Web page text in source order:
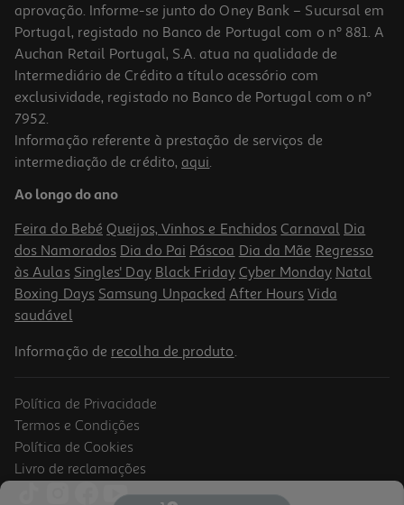
-10%
Livro Dizer «não» É Um Ato De Amor De Bárbara Ramos Dias
15.21 €/un
PVP de editor
15,21 €
-10%
Livro Educar Filhos Felizes Num Mundo De Loucos De Tania García
aprovação. Informe-se junto do Oney Bank – Sucursal em
Portugal, registado no Banco de Portugal com o nº 881. A
Auchan Retail Portugal, S.A. atua na qualidade de
Intermediário de Crédito a título acessório com
exclusividade, registado no Banco de Portugal com o nº
7952.
Informação referente à prestação de serviços de
intermediação de crédito, aqui.
Ao longo do ano
Feira do Bebé Queijos, Vinhos e Enchidos Carnaval Dia
dos Namorados Dia do Pai Páscoa Dia da Mãe Regresso
às Aulas Singles' Day Black Friday Cyber Monday Natal
Boxing Days Samsung Unpacked After Hours Vida
saudável
Informação de recolha de produto.
Política de Privacidade
Termos e Condições
Política de Cookies
Livro de reclamações